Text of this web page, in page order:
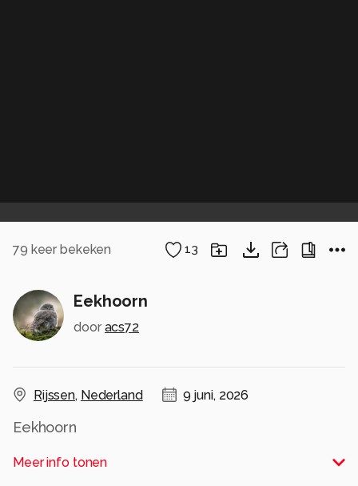
79 keer bekeken 13
Eekhoorn
door acs72
Rijssen, Nederland 9 juni, 2026
Eekhoorn
Alle rechten voorbehouden
Meer info tonen